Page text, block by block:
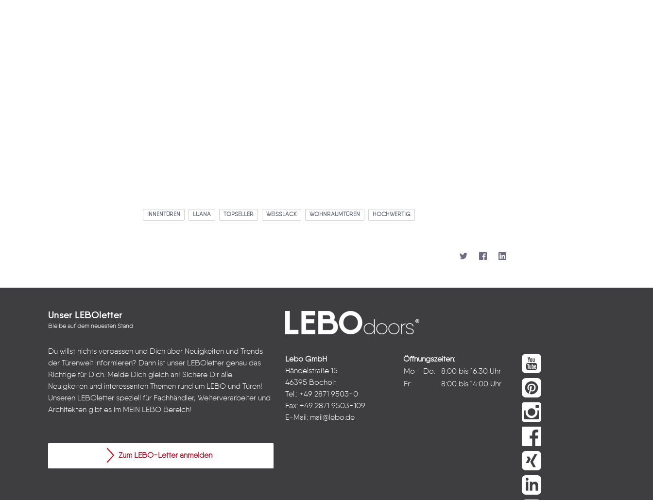
INNENTÜREN LUANA TOPSELLER WEISSLACK WOHNRAUMTÜREN HOCHWERTIG
Unser LEBOletter
Bleibe auf dem neuesten Stand
Du willst nichts verpassen und Dich über Neuigkeiten und Trends
der Türenwelt informieren? Dann ist unser LEBOletter genau das
Richtige für Dich. Melde Dich gleich an! Sichere Dir alle
Neuigkeiten und interessanten Themen rund um LEBO und Türen!
Unseren LEBOletter speziell für Fachhändler, Weiterverarbeiter und
Architekten gibt es im MEIN LEBO Bereich!
Zum LEBO-Letter anmelden
Lebo GmbH
Händelstraße 15
46395 Bocholt
Tel.: +49 2871 9503-0
Fax: +49 2871 9503-109
E-Mail: mail@lebo.de
Öffnungszeiten:
Mo - Do:
8:00 bis 16:30 Uhr
Fr:
8:00 bis 14:00 Uhr